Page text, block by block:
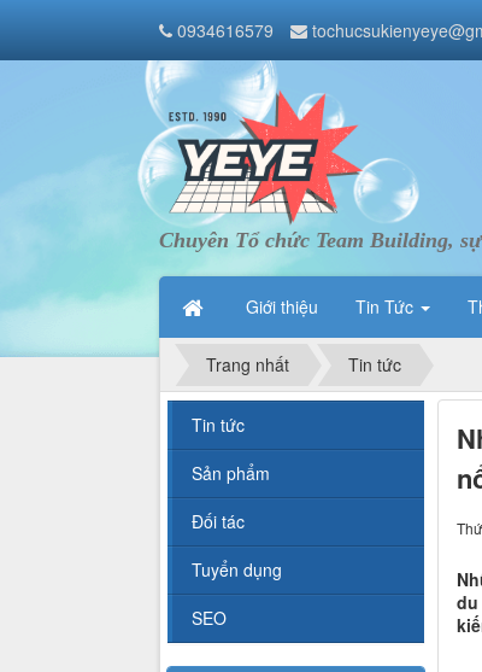
0934616579
Chuyên Tổ chức Team Building,
Giới thiệu Tin Tức
Trang nhất Tin tức
Tin tức
Sản phẩm
Đối tác
Tuyển dụng
SEO